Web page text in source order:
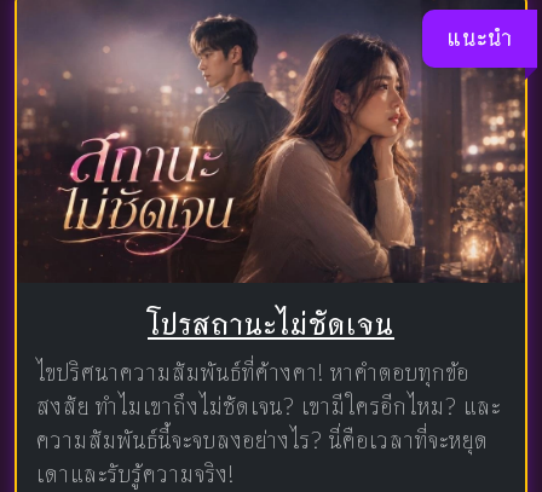
แนะนำ
โปรสถานะไม่ชัดเจน
ไขปริศนาความสัมพันธ์ที่ค้างคา! หาคำตอบทุกข้อ
สงสัย ทำไมเขาถึงไม่ชัดเจน? เขามีใครอีกไหม? และ
ความสัมพันธ์นี้จะจบลงอย่างไร? นี่คือเวลาที่จะหยุด
เดาและรับรู้ความจริง!